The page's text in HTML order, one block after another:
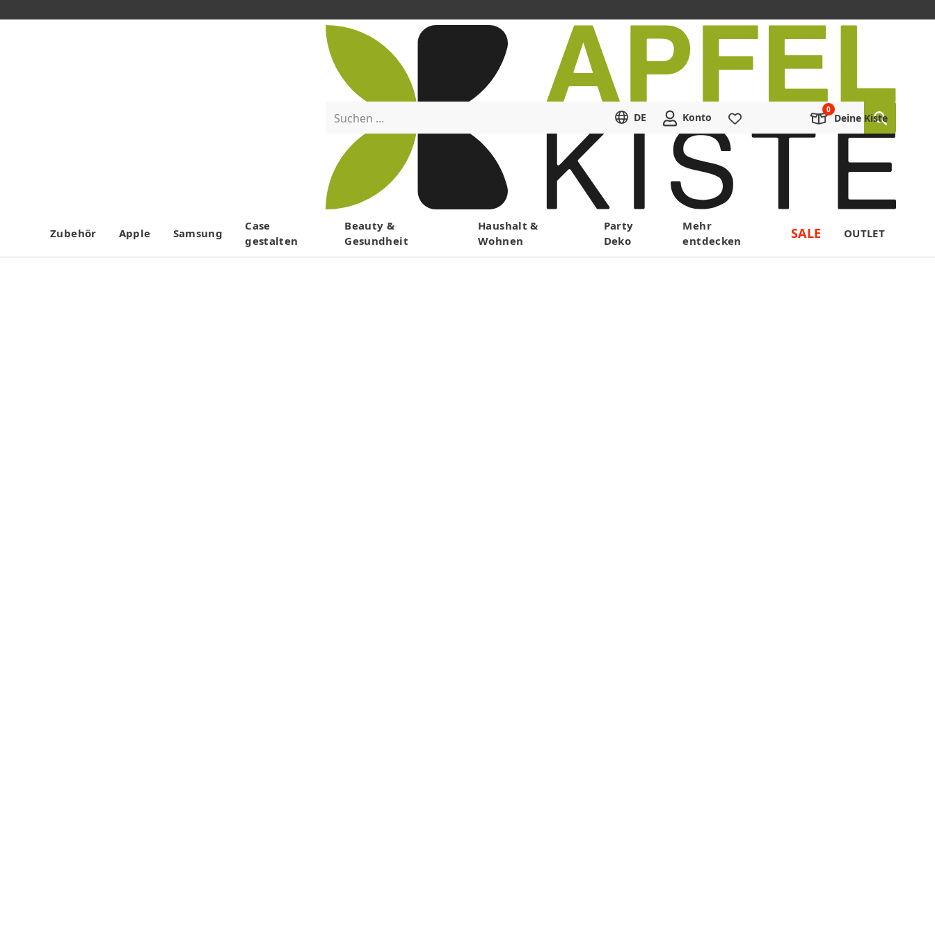
Menü
Suchen ... DE Konto Deine Kiste
Zubehör Apple Samsung
Case
gestalten
Beauty &
Gesundheit
Haushalt &
Wohnen
Party
Deko
Mehr
entdecken
SALE OUTLET